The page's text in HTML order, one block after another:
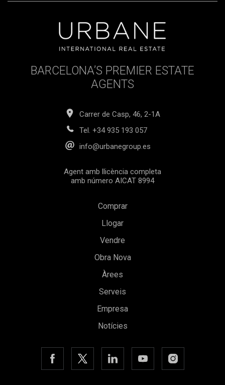
BARCELONA’S PREMIER ESTATE
AGENTS
Carrer de Casp, 46, 2-1A
Tel. +34 935 193 057
info@urbanegroup.es
Agent amb llicència completa
amb número AICAT 8994
Comprar
Llogar
Vendre
Obra Nova
Àrees
Serveis
Empresa
Notícies
Guardar configuració Acceptar totes